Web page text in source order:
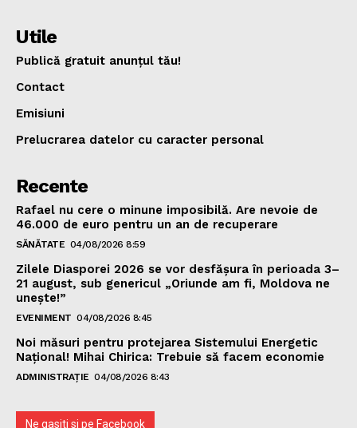
Utile
Publică gratuit anunțul tău!
Contact
Emisiuni
Prelucrarea datelor cu caracter personal
Recente
Rafael nu cere o minune imposibilă. Are nevoie de
46.000 de euro pentru un an de recuperare
SĂNĂTATE 04/08/2026 8:59
Zilele Diasporei 2026 se vor desfășura în perioada 3–
21 august, sub genericul „Oriunde am fi, Moldova ne
unește!”
EVENIMENT 04/08/2026 8:45
Noi măsuri pentru protejarea Sistemului Energetic
Național! Mihai Chirica: Trebuie să facem economie
ADMINISTRAȚIE 04/08/2026 8:43
Ne gasiti si pe Facebook